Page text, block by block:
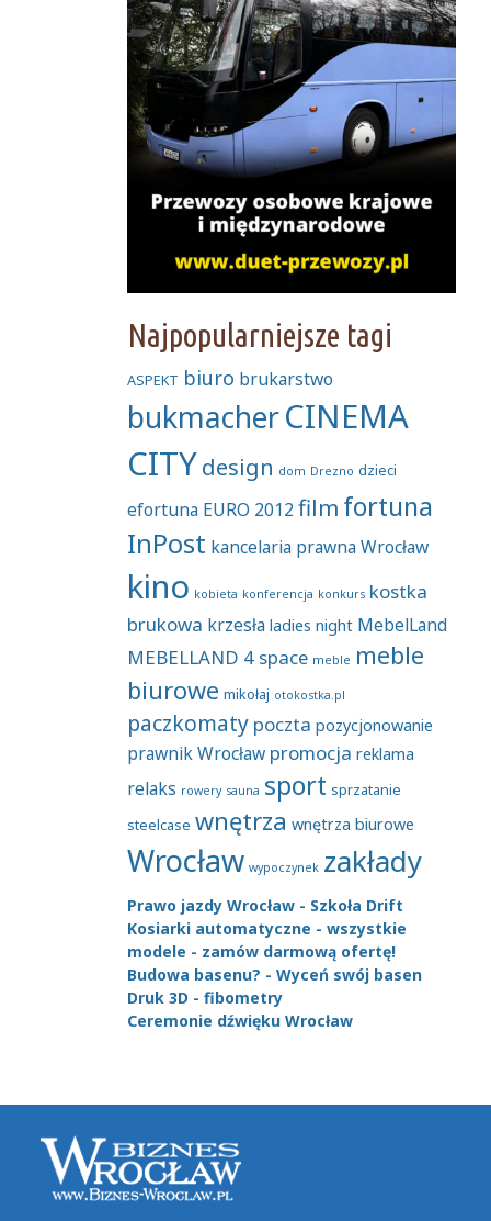
Najpopularniejsze tagi
ASPEKT biuro brukarstwo
bukmacherCINEMA
CITYdesign dom Drezno dzieci
efortuna EURO 2012film fortuna
InPost kancelaria prawna Wrocław
kino kobieta konferencja konkurs kostka
brukowa krzesła ladies night MebelLand
MEBELLAND 4 space meble meble
biurowe mikołaj otokostka.pl
paczkomaty poczta pozycjonowanie
prawnik Wrocław promocja reklama
relaks rowery sauna sport sprzatanie
steelcase wnętrza wnętrza biurowe
Wrocław wypoczynek zakłady
Prawo jazdy Wrocław - Szkoła Drift
Kosiarki automatyczne - wszystkie
modele - zamów darmową ofertę!
Budowa basenu? - Wyceń swój basen
Druk 3D - fibometry
Ceremonie dźwięku Wrocław